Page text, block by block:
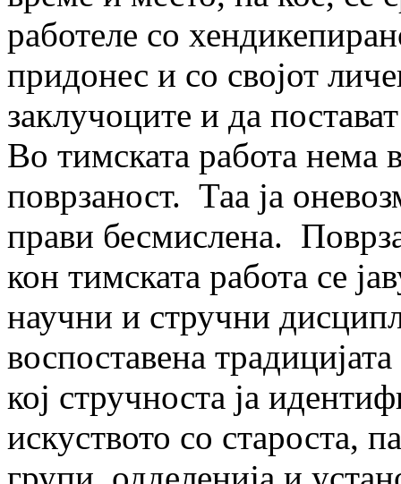
работеле со
придонес и со својот
заклучоците и да
Во тимската работа нема
поврзаност. Таа ја
прави бесмислена.
кон тимската работа се
научни и стручни
воспоставена
кој стручноста ја
искуството со староста,